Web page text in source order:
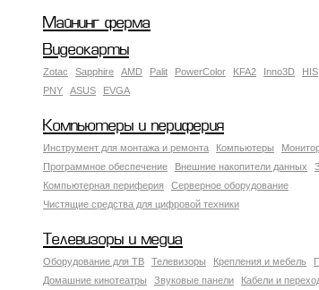
Майнинг ферма
Видеокарты
Zotac Sapphire AMD Palit PowerColor KFA2 Inno3D HIS
PNY
ASUS EVGA
Компьютеры и периферия
Инструмент для монтажа и ремонта Компьютеры
Программное обеспечение
Внешние накопители данных
Компьютерная периферия
Серверное оборудование
Чистящие средства для цифровой техники
Телевизоры и медиа
Оборудование для ТВ Телевизоры Крепления и мебель
Домашние кинотеатры
Звуковые панели Кабели и